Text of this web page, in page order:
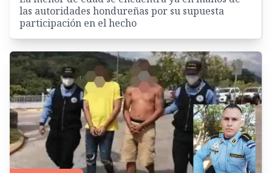
las autoridades hondureñas por su supuesta
participación en el hecho